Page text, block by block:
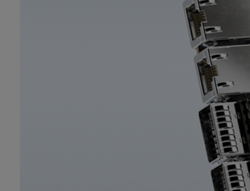
BlueField-2 DPU使用标准网络协议
over Fabrics（NVMe-oF）以及最通
512B IOPS则达到700万至2000万以
为了加速AI、大数据和高性能计算应
在测试中，initiator端和target端都部
真实世界的存储配置，都展现出超强
InfiniBand是许多HPC和AI应用的首